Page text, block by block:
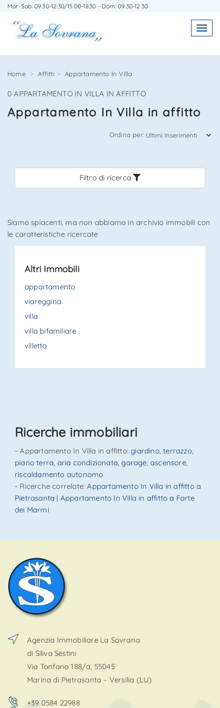
Mar-Sab: 09:30-12:30/15:00-18:30 - Dom: 09:30-12:30
Toggle
Home Affitti Appartamento In Villa
0 APPARTAMENTO IN VILLA IN AFFITTO
Appartamento In Villa in affitto
Ordina per:
Filtro di ricerca
Siamo spiacenti, ma non abbiamo in archivio immobili con
le caratteristiche ricercate
Altri Immobili
appartamento
viareggina
villa
villa bifamiliare
villetta
Ricerche immobiliari
- Appartamento In Villa in affitto:giardino,terrazzo,
piano terra aria condizionata ,garage ,ascensore,
riscaldamento autonomo
- Ricerche correlate:Appartamento In Villa in affitto a
Pietrasanta | Appartamento In Villa in affitto a Forte
dei Marmi
Agenzia Immobiliare La Sovrana
di Siliva Sestini
Via Tonfano 188/a, 55045
Marina di Pietrasanta – Versilia (LU)
+39 0584 22988
SCRIVICI SENZA IMPEGNO
Agenzia Immobiliare La Sovrana
*Il tuo indirizzo Email
*Il tuo telefono
*Il tuo nome
Ho letto, compreso e accettato i
Ricevi immobili simili a questo da Agenzia Immobiliare
INVIA